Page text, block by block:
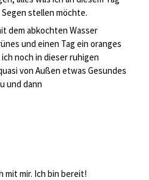
stellen möchte.
dem abkochten Wasser
und einen Tag ein oranges
noch in dieser ruhigen
von Außen etwas Gesundes
und dann
mit mir. Ich bin bereit!